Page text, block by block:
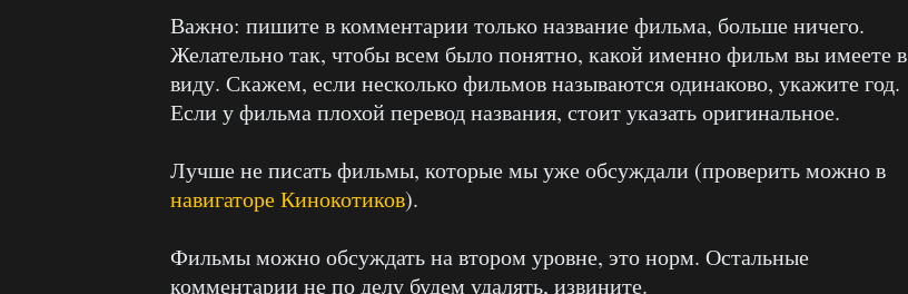
Важно: пишите в комментарии только название фильма, больше ничего.
Желательно так, чтобы всем было понятно, какой именно фильм вы имеете в
виду. Скажем, если несколько фильмов называются одинаково, укажите год.
Если у фильма плохой перевод названия, стоит указать оригинальное.
Лучше не писать фильмы, которые мы уже обсуждали (проверить можно в
навигаторе Кинокотиков).
Фильмы можно обсуждать на втором уровне, это норм. Остальные
комментарии не по делу будем удалять, извините.